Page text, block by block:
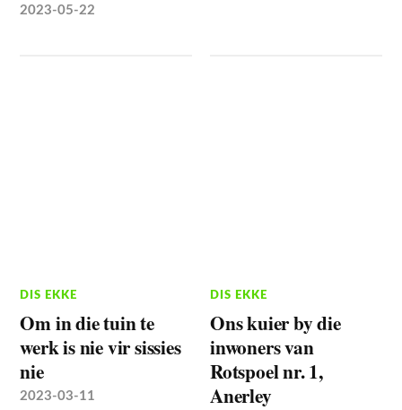
2023-05-22
DIS EKKE
Om in die tuin te
werk is nie vir sissies
nie
2023-03-11
DIS EKKE
Ons kuier by die
inwoners van
Rotspoel nr. 1,
Anerley